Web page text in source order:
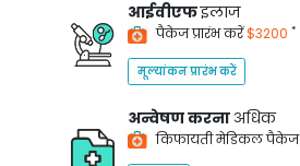
आईवीएफइलाज
पैकेज प्रारंभ करें$3200 *
मूल्यांकन प्रारंभ करें
अन्वेषण करना अधिक
किफायती मेडिकल पैकेज